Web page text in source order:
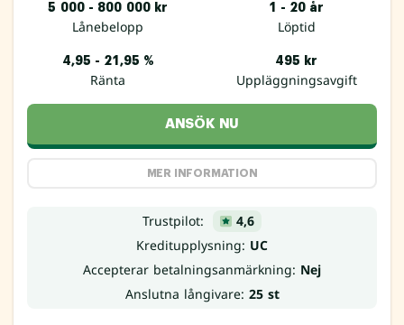
5 000 - 800 000 kr
Lånebelopp
1 - 20 år
Löptid
4,95 - 21,95 %
Ränta
495 kr
Uppläggningsavgift
ANSÖK NU
MER INFORMATION
Trustpilot:
4,6
Kreditupplysning: UC
Accepterar betalningsanmärkning: Nej
Anslutna långivare: 25 st